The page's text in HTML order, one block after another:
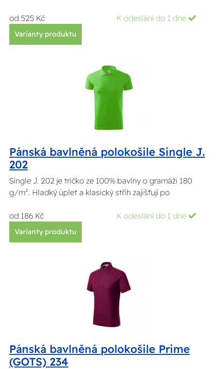
od 525 Kč K odeslání do 1 dne
Varianty produktu
Pánská bavlněná polokošile Single J.
202
Single J. 202 je tričko ze 100% bavlny o gramáži 180
g/m². Hladký úplet a klasický střih zajišťují po
od 186 Kč K odeslání do 1 dne
Varianty produktu
Pánská bavlněná polokošile Prime
(GOTS) 234